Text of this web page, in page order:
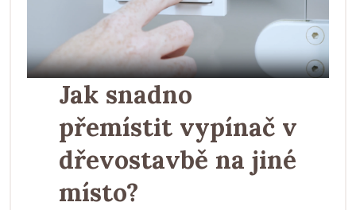
Jak snadno
přemístit vypínač v
dřevostavbě na jiné
místo?